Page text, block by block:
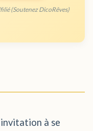
(Soutenez DicoRêves)
à se